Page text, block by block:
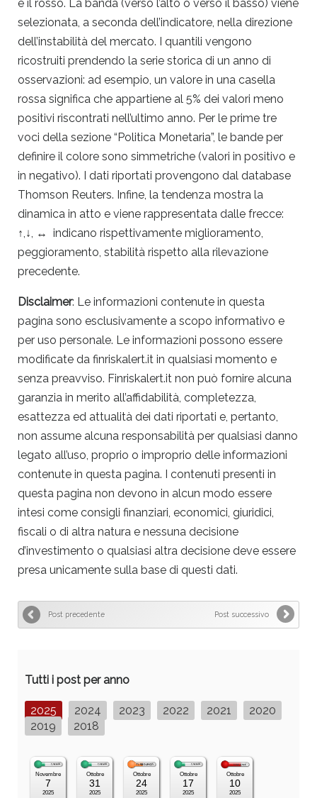
è il rosso. La banda (verso l’alto o verso il basso) viene
selezionata, a seconda dell’indicatore, nella direzione
dell’instabilità del mercato. I quantili vengono
ricostruiti prendendo la serie storica di un anno di
osservazioni: ad esempio, un valore in una casella
rossa significa che appartiene al 5% dei valori meno
positivi riscontrati nell’ultimo anno. Per le prime tre
voci della sezione “Politica Monetaria”, le bande per
definire il colore sono simmetriche (valori in positivo e
in negativo). I dati riportati provengono dal database
Thomson Reuters. Infine, la tendenza mostra la
dinamica in atto e viene rappresentata dalle frecce:
↑,↓, ↔ indicano rispettivamente miglioramento,
peggioramento, stabilità rispetto alla rilevazione
precedente.
Disclaimer: Le informazioni contenute in questa
pagina sono esclusivamente a scopo informativo e
per uso personale. Le informazioni possono essere
modificate da finriskalert.it in qualsiasi momento e
senza preavviso. Finriskalert.it non può fornire alcuna
garanzia in merito all’affidabilità, completezza,
esattezza ed attualità dei dati riportati e, pertanto,
non assume alcuna responsabilità per qualsiasi danno
legato all’uso, proprio o improprio delle informazioni
contenute in questa pagina. I contenuti presenti in
questa pagina non devono in alcun modo essere
intesi come consigli finanziari, economici, giuridici,
fiscali o di altra natura e nessuna decisione
d’investimento o qualsiasi altra decisione deve essere
presa unicamente sulla base di questi dati.
Post precedente Post successivo
Tutti i post per anno
2025 2024 2023 2022 2021
2020
2019
2018
Novembre
7
2025
Ottobre
31
2025
Ottobre
24
2025
Ottobre
17
2025
Ottobre
10
2025